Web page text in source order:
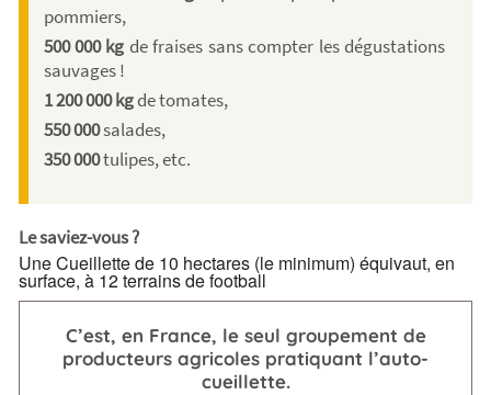
pommiers,
500 000 kg de fraises sans compter les dégustations
sauvages !
1 200 000 kgde tomates,
550 000salades,
350 000tulipes, etc.
Le saviez-vous ?
Une Cueillette de 10 hectares (le minimum) équivaut, en
surface, à 12 terrains de football
C’est, en France, le seul groupement de
producteurs agricoles pratiquant l’auto-
cueillette.